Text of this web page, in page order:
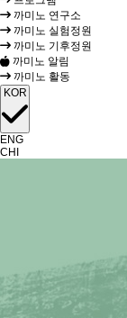
까미노 연구소
까미노 실험정원
까미노 기후정원
까미노 알림
까미노 활동
KOR
ENG
CHI